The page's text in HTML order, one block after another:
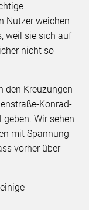
Nutzer weichen
weil sie sich auf
nicht so
den Kreuzungen
Konrad-
Wir sehen
mit Spannung
vorher über